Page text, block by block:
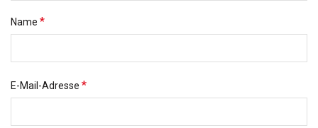
Name *
E-Mail-Adresse *